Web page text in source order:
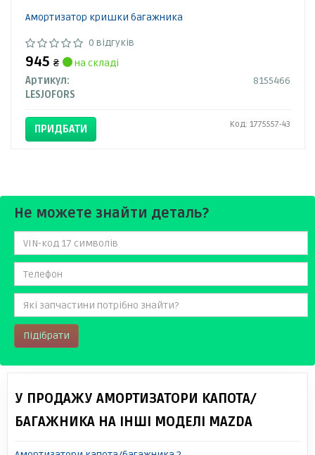
Амортизатор кришки багажника
0 відгуків
945 ₴
на складі
Артикул:
8155466
LESJOFORS
ПРИДБАТИ Код: 1775557-43
Не можете знайти деталь?
Підібрати
У ПРОДАЖУ АМОРТИЗАТОРИ КАПОТА/
БАГАЖНИКА НА ІНШІ МОДЕЛІ MAZDA